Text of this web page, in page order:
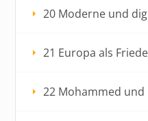
20 Moderne und
21 Europa als
22 Mohammed